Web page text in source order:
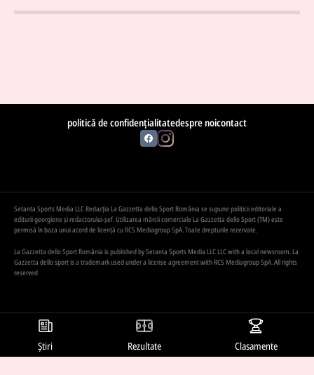
politică de confidențialitatedespre noicontact
Setanta Sports Media LLC Redacția La Gazzetta dello Sport România se supune politicii editoriale a
editurii georgiene și redactorului-șef. Utilizarea mărcii comerciale La Gazzetta dello Sport (TM) este
permisă în baza unui acord de licență cu RCS Mediagroup SpA. Toate drepturile rezervate.
La Gazzetta dello Sport România is published by Setanta Sports Media LLC LLC with a local newsroom. La
Gazzetta dello sport is a trademark used under a license agreement with RCS Mediagroup SpA. All rights
reserved
Știri Rezultate Clasamente